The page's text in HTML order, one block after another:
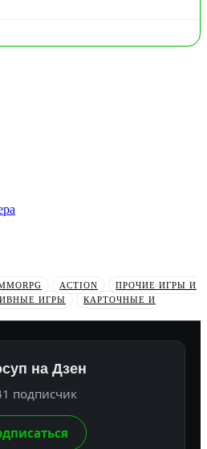
ACTION
ПРОЧИЕ ИГРЫ И
ИГРЫ
КАРТОЧНЫЕ И
на Дзен
подписчик